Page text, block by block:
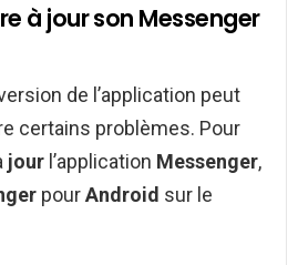
à jour son Messenger
de l’application peut
certains problèmes. Pour
jour l’application Messenger,
pourAndroid sur le